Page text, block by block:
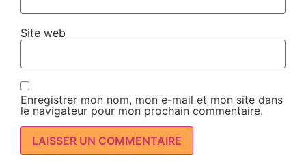
Site web
Enregistrer mon nom, mon e-mail et mon site dans
le navigateur pour mon prochain commentaire.